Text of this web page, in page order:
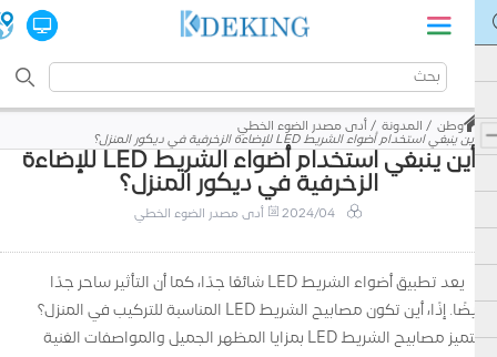
وطن المدونة
أدى مصدر الضوء الخطي
أين ينبغي استخدام أضواء الشريط LED للإضاءة الزخرفية في ديكور المنزل؟
أين ينبغي استخدام أضواء الشريط LED للإضاءة
الزخرفية في ديكور المنزل؟
2024/04 أدى مصدر الضوء الخطي
يعد تطبيق أضواء الشريط LED شائعًا جدًا، كما أن التأثير ساحر جدًا
أيضًا. إذًا، أين تكون مصابيح الشريط LED المناسبة للتركيب في المنزل؟
تتميز مصابيح الشريط LED بمزايا المظهر الجميل والمواصفات الغنية